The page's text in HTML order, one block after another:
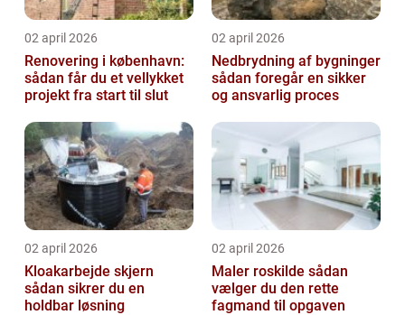
02 april 2026
Renovering i københavn:
sådan får du et vellykket
projekt fra start til slut
02 april 2026
Nedbrydning af bygninger
sådan foregår en sikker
og ansvarlig proces
02 april 2026
Kloakarbejde skjern
sådan sikrer du en
holdbar løsning
02 april 2026
Maler roskilde sådan
vælger du den rette
fagmand til opgaven